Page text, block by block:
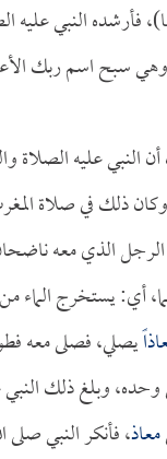
النبي عليه
وهي سبح اسم ربك
النبي عليه الصلاة
وكان ذلك في صلاة
الذي معه
أي: يستخرج الماء من
يصلي، فصلى معه
وبلغ ذلك النبي
معاذ، فأنكر النبي